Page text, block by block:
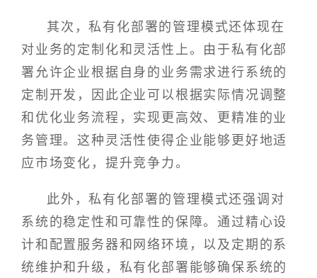
其次，私有化部署的管理模式还体现在
对业务的定制化和灵活性上。由于私有化部
署允许企业根据自身的业务需求进行系统的
定制开发，因此企业可以根据实际情况调整
和优化业务流程，实现更高效、更精准的业
务管理。这种灵活性使得企业能够更好地适
应市场变化，提升竞争力。
此外，私有化部署的管理模式还强调对
系统的稳定性和可靠性的保障。通过精心设
计和配置服务器和网络环境，以及定期的系
统维护和升级，私有化部署能够确保系统的